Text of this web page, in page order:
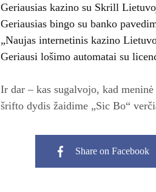
Geriausias kazino su Skrill
Geriausias bingo su banko
„Naujas internetinis kazino
Geriausi lošimo automatai su
Ir dar – kas sugalvojo, kad
šrifto dydis žaidime „Sic Bo“
Share on Facebook